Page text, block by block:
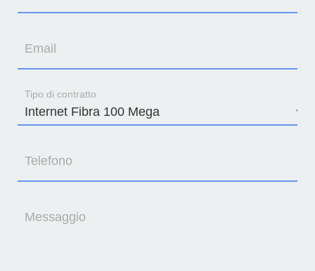
Email
Tipo di contratto
Telefono
Messaggio